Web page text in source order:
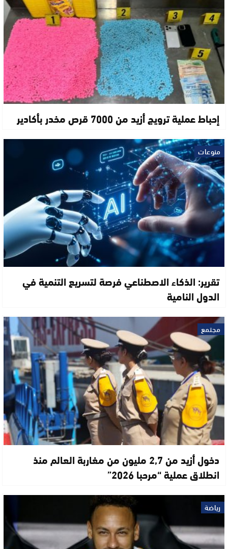
إحباط عملية ترويج أزيد من 7000 قرص مخدر بأكادير
منوعات
تقرير: الذكاء الاصطناعي فرصة لتسريع التنمية في
الدول النامية
مجتمع
دخول أزيد من 2,7 مليون من مغاربة العالم منذ
انطلاق عملية “مرحبا 2026”
رياضة